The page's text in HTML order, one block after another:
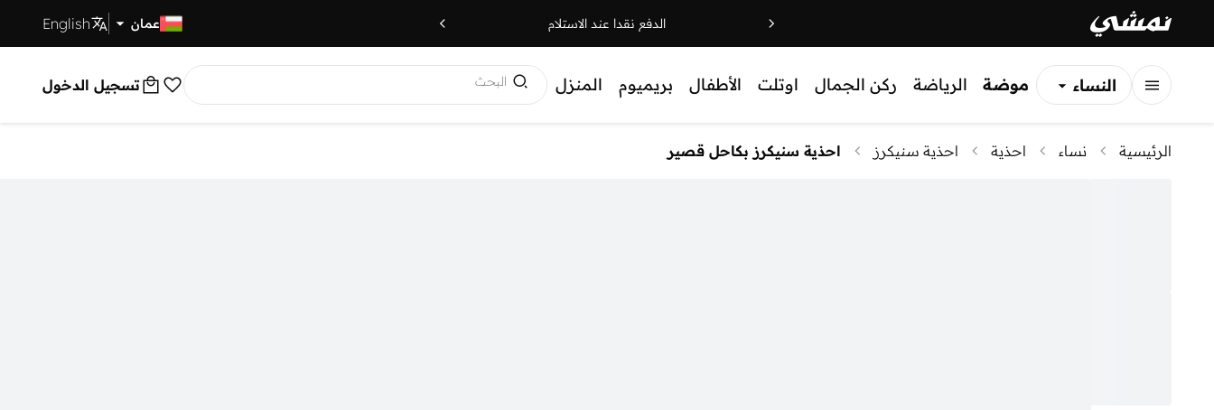
الدفع نقدا عند الاستلام عمان English
النساء
موضة الرياضة ركن الجمال اوتلت الأطفال بريميوم المنزل البحث تسجيل الدخول
الرئيسية نساء احذية احذية سنيكرز احذية سنيكرز بكاحل قصير